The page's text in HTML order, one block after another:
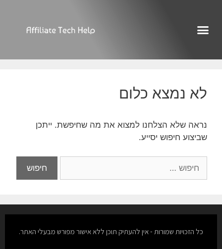
לא נמצא כלום
נראה שלא הצלחנו למצוא את מה שחיפשת. ייתכן
שביצוע חיפוש יסייע.
כל הזכויות שמורות - אין להעתיק תוכן ללא אישור מפורש מבעלי האתר.